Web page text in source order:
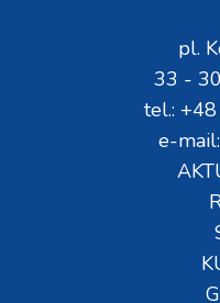
pl.
33 -
tel.:
e-